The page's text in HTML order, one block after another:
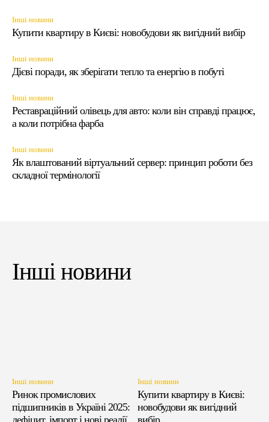
Інші новини
Купити квартиру в Києві: новобудови як вигідний вибір
Інші новини
Дієві поради, як зберігати тепло та енергію в побуті
Інші новини
Реставраційний олівець для авто: коли він справді працює,
а коли потрібна фарба
Інші новини
Як влаштований віртуальний сервер: принцип роботи без
складної термінології
Інші новини
Інші новини
Ринок промислових
підшипників в Україні 2025:
Інші новини
Купити квартиру в Києві:
новобудови як вигідний